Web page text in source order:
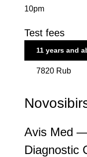
10pm
Test fees
11 years and
7820 Rub
Avis Med
Diagnostic